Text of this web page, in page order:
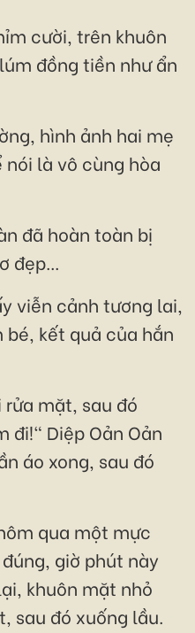
cười, trên khuôn
đồng tiền như ẩn
hình ảnh hai mẹ
là vô cùng hòa
đã hoàn toàn bị
đẹp...
viễn cảnh tương lai,
kết quả của hắn
mặt, sau đó
đi!" Diệp Oản Oản
áo xong, sau đó
qua một mực
giờ phút này
khuôn mặt nhỏ
sau đó xuống lầu.